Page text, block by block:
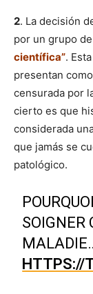
2. La decisión
por un grupo
científica”.
presentan
censurada por
cierto es que
considerada
que jamás se
patológico.
SOIGNER
HTTPS://